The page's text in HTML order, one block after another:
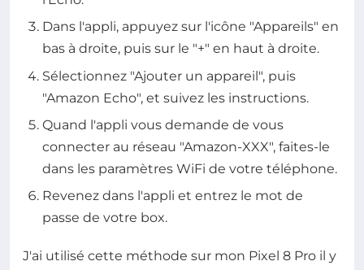
Dans l'appli, appuyez sur l'icône "Appareils" en
bas à droite, puis sur le "+" en haut à droite.
Sélectionnez "Ajouter un appareil", puis
"Amazon Echo", et suivez les instructions.
Quand l'appli vous demande de vous
connecter au réseau "Amazon-XXX", faites-le
dans les paramètres WiFi de votre téléphone.
Revenez dans l'appli et entrez le mot de
passe de votre box.
J'ai utilisé cette méthode sur mon Pixel 8 Pro il y